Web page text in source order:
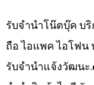
รับจำนำโน๊ตบุ๊ค บ
ถือ ไอแพค ไอโฟน
รับจํานําแจ้งวัฒนะ